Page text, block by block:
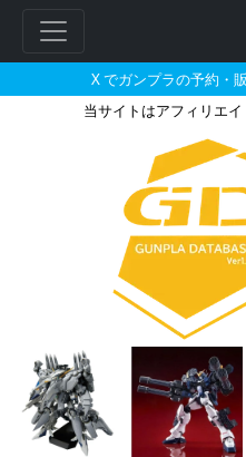
X でガンプラの予約・
当サイトはアフィリエイ
MG 1/100 Gフ